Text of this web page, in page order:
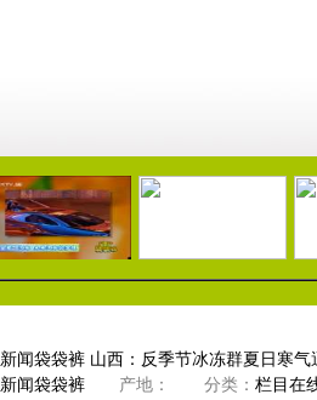
01:26 01:21
新闻袋袋裤 山西：反季节冰冻群夏日寒气
新闻袋袋裤 产地： 分类： 栏目在